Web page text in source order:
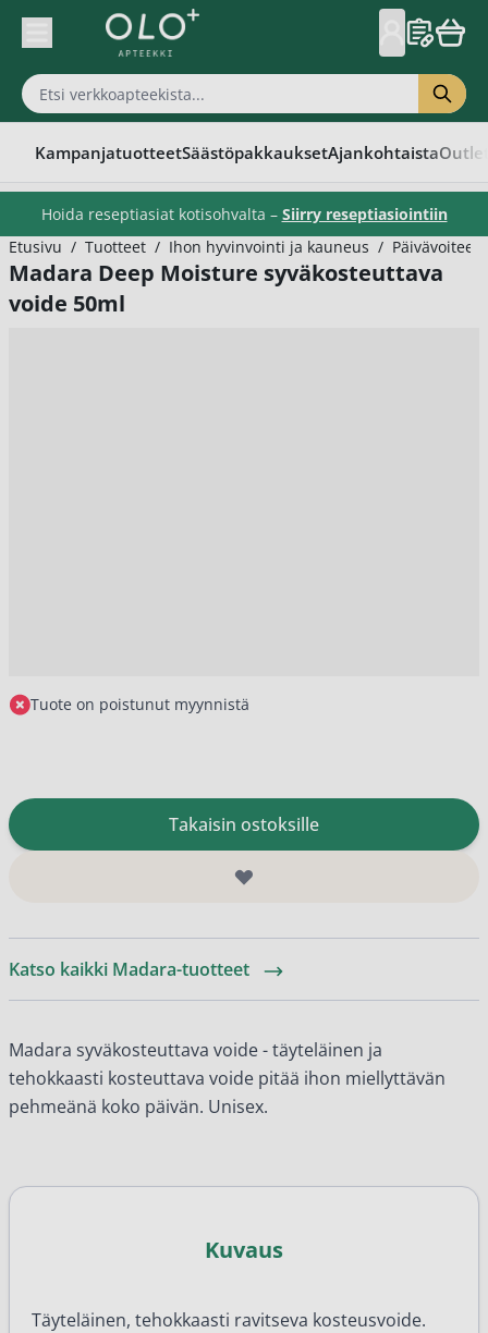
Skip to Content
KampanjatuotteetSäästöpakkauksetAjankohtaista
Hoida reseptiasiat kotisohvalta – Siirry reseptiasiointiin
Etusivu / Tuotteet / Ihon hyvinvointi ja kauneus / Päivävoiteet
Madara Deep Moisture syväkosteuttava
voide 50ml
Tuote on poistunut myynnistä
Takaisin ostoksille
Katso kaikki Madara-tuotteet
Madara syväkosteuttava voide - täyteläinen ja
tehokkaasti kosteuttava voide pitää ihon miellyttävän
pehmeänä koko päivän. Unisex.
Kuvaus
Täyteläinen, tehokkaasti ravitseva kosteusvoide.